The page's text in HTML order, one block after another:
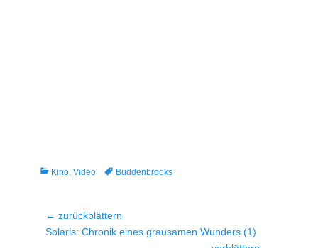
Kategorien
Kino, Video TagsBuddenbrooks
Beitragsnavigation
← zurückblättern
Vorheriger
Solaris: Chronik eines grausamen Wunders (1)